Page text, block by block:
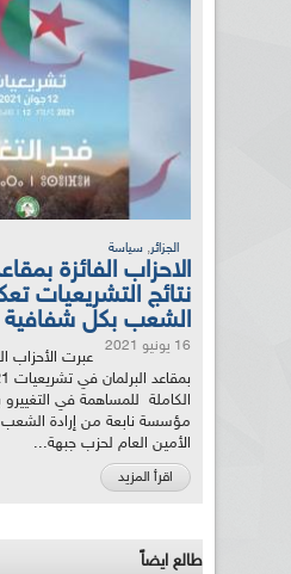
الجزائر, سياسة
الاحزاب الفائزة
نتائج التشريعيات
الشعب بكل شفافية
16 يونيو 2021
عبرت الأحزاب
الكاملة للمساهمة في التغييرو
مؤسسة نابعة من إرادة
الأمين العام لحزب جبهة...
اقرأ المزيد
طالع ايضاً